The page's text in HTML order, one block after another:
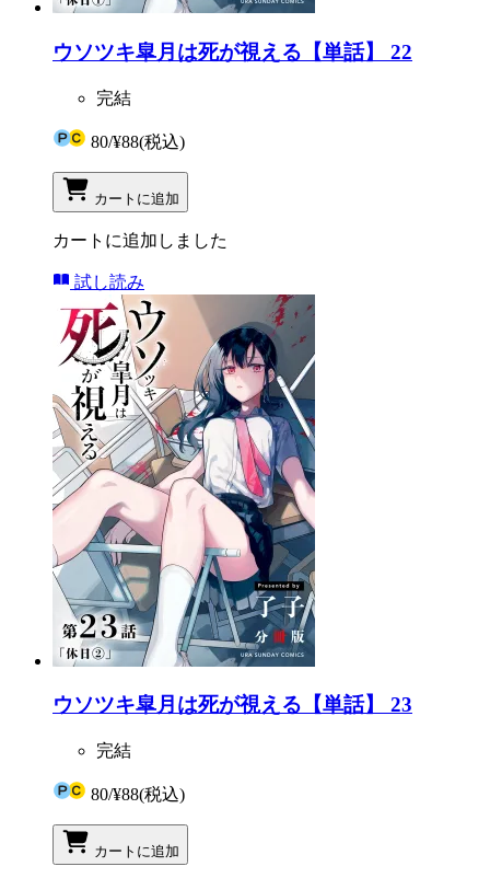
ウソツキ皐月は死が視える【単話】 22
完結
80/¥88(税込)
カートに追加
カートに追加しました
試し読み
ウソツキ皐月は死が視える【単話】 23
完結
80/¥88(税込)
カートに追加